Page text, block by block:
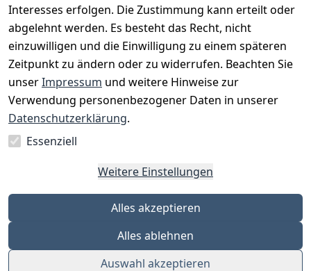
Interesses erfolgen. Die Zustimmung kann erteilt oder
abgelehnt werden. Es besteht das Recht, nicht
einzuwilligen und die Einwilligung zu einem späteren
Zeitpunkt zu ändern oder zu widerrufen. Beachten Sie
unserImpressum und weitere Hinweise zur
Verwendung personenbezogener Daten in unserer
Datenschutzerklärung.
Essenziell
Weitere Einstellungen
Alles akzeptieren
Alles ablehnen
Auswahl akzeptieren
Rechtliches
AGB
Impressum
Datenschutze
rklärung
Barrierefreihe
Services
Kontakt
Registrieren
Katalog
Zahlungsm
öglichkeite
n
Vorkasse
PayPal
Versanddie
nstleister
Post
© Eleven Points GmbH